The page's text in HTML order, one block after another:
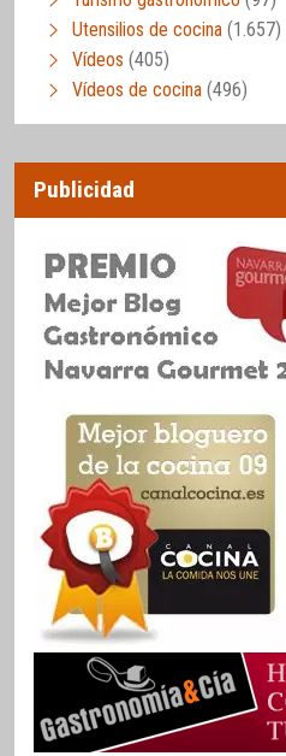
Utensilios de cocina (1.657)
Vídeos (405)
Vídeos de cocina (496)
Publicidad